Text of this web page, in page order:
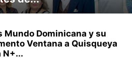
Mundo Dominicana y su
Ventana a Quisqueya
N+...